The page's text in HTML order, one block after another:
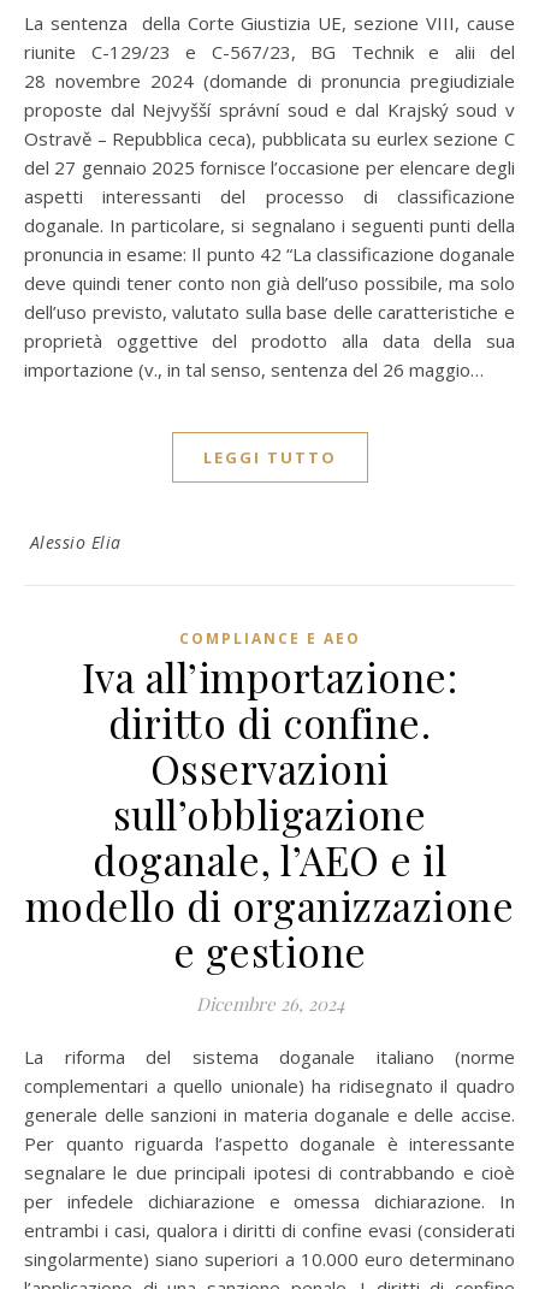
La sentenza della Corte Giustizia UE, sezione VIII, cause
riunite C-129/23 e C-567/23, BG Technik e alii del
28 novembre 2024 (domande di pronuncia pregiudiziale
proposte dal Nejvyšší správní soud e dal Krajský soud v
Ostravě – Repubblica ceca), pubblicata su eurlex sezione C
del 27 gennaio 2025 fornisce l’occasione per elencare degli
aspetti interessanti del processo di classificazione
doganale. In particolare, si segnalano i seguenti punti della
pronuncia in esame: Il punto 42 “La classificazione doganale
deve quindi tener conto non già dell’uso possibile, ma solo
dell’uso previsto, valutato sulla base delle caratteristiche e
proprietà oggettive del prodotto alla data della sua
importazione (v., in tal senso, sentenza del 26 maggio…
LEGGI TUTTO
Alessio Elia
COMPLIANCE E AEO
Iva all’importazione:
diritto di confine.
Osservazioni
sull’obbligazione
doganale, l’AEO e il
modello di organizzazione
e gestione
Dicembre 26, 2024
La riforma del sistema doganale italiano (norme
complementari a quello unionale) ha ridisegnato il quadro
generale delle sanzioni in materia doganale e delle accise.
Per quanto riguarda l’aspetto doganale è interessante
segnalare le due principali ipotesi di contrabbando e cioè
per infedele dichiarazione e omessa dichiarazione. In
entrambi i casi, qualora i diritti di confine evasi (considerati
singolarmente) siano superiori a 10.000 euro determinano